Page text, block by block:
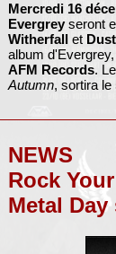
Mercredi 16
Evergreyseront
Witherfall
et
album d'Evergrey,
AFM Records.
Autumn, sortira le
NEWS
Rock
Metal Day